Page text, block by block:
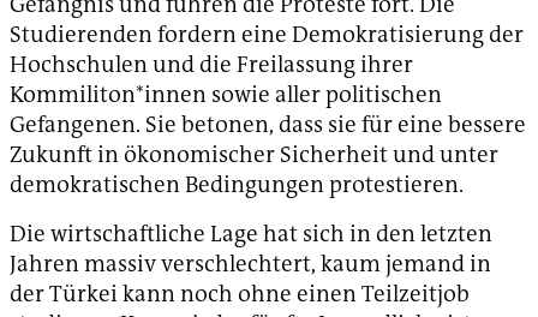
Studierenden fordern eine Demokratisierung der
Hochschulen und die Freilassung ihrer
Kommiliton*innen sowie aller politischen
Gefangenen. Sie betonen, dass sie für eine bessere
Zukunft in ökonomischer Sicherheit und unter
demokratischen Bedingungen protestieren.
Die wirtschaftliche Lage hat sich in den letzten
Jahren massiv verschlechtert, kaum jemand in
der Türkei kann noch ohne einen Teilzeitjob